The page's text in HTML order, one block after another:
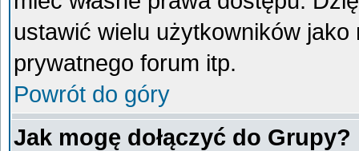
ustawić wielu użytkowników
prywatnego forum itp.
Powrót do góry
Jak mogę dołączyć do Grupy?